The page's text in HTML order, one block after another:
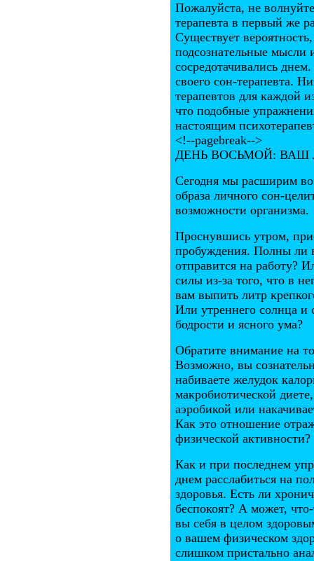
Пожалуйста, не
терапевта в первый же
Существует
подсознательные мысли
сосредотачивались
своего сон-терапевта.
терапевтов для каждой
что подобные
настоящим
<!--pagebreak-->
ДЕНЬ ВОСЬМОЙ: ВАШ
Сегодня мы расширим
образа личного сон-
возможности организма.
Проснувшись утром,
пробуждения. Полны ли
отправится на работу?
силы из-за того, что в
вам выпить литр
Или утреннего солнца и
бодрости и ясного ума?
Обратите внимание на
Возможно, вы
набиваете желудок
макробиотической
аэробикой или
Как это отношение
физической активности?
Как и при последнем
днем расслабиться на
здоровья. Есть ли
беспокоят? А может,
вы себя в целом
о вашем физическом
слишком пристально